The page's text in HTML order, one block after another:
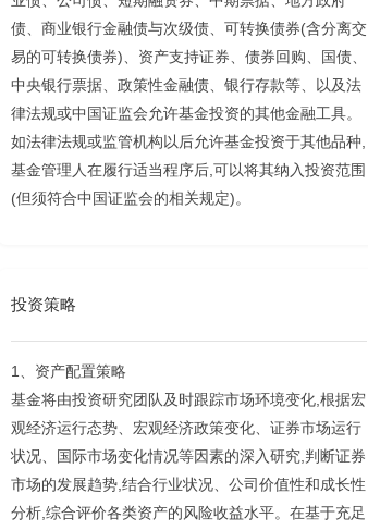
债、商业银行金融债与次级债、可转换债券(含分离交
易的可转换债券)、资产支持证券、债券回购、国债、
中央银行票据、政策性金融债、银行存款等、以及法
律法规或中国证监会允许基金投资的其他金融工具。
如法律法规或监管机构以后允许基金投资于其他品种,
基金管理人在履行适当程序后,可以将其纳入投资范围
(但须符合中国证监会的相关规定)。
投资策略
1、资产配置策略
基金将由投资研究团队及时跟踪市场环境变化,根据宏
观经济运行态势、宏观经济政策变化、证券市场运行
状况、国际市场变化情况等因素的深入研究,判断证券
市场的发展趋势,结合行业状况、公司价值性和成长性
分析,综合评价各类资产的风险收益水平。在基于充足